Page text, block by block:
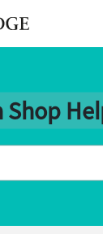
Shop